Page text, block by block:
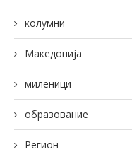
колумни
Македонија
миленици
образование
Регион